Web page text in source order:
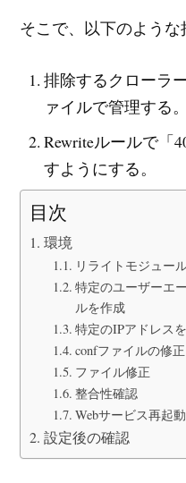
そこで、以下のような
排除するクローラ
ァイルで管理する。
Rewriteルールで「
すようにする。
目次
環境
リライトモジュー
特定のユーザーエ
ルを作成
特定のIPアドレス
confファイルの修正
ファイル修正
整合性確認
Webサービス再起動
設定後の確認